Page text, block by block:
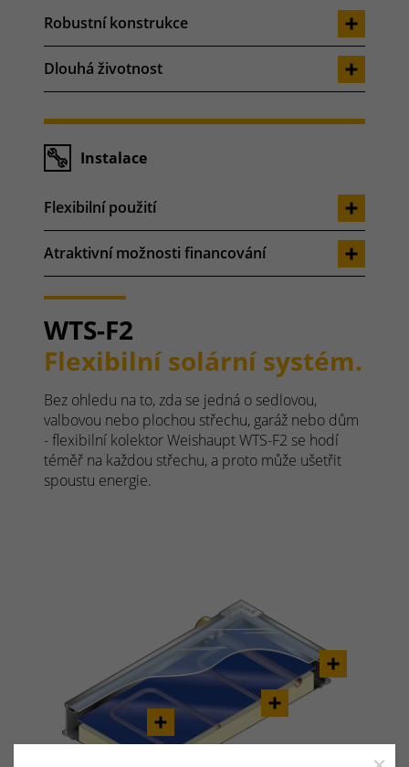
Robustní konstrukce
Dlouhá životnost
Instalace
Flexibilní použití
Atraktivní možnosti financování
WTS-F2
Flexibilní solární systém.
Bez ohledu na to, zda se jedná o sedlovou,
valbovou nebo plochou střechu, garáž nebo dům
- flexibilní kolektor Weishaupt WTS-F2 se hodí
téměř na každou střechu, a proto může ušetřit
spoustu energie.